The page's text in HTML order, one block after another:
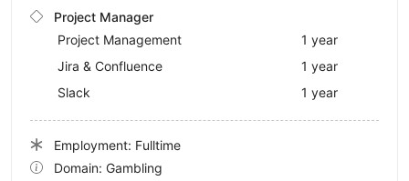
Project Manager
Project Management
1 year
Jira & Confluence
1 year
Slack
1 year
Employment: Fulltime
Domain: Gambling